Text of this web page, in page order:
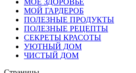
МОЕ ЗДОРОВЬЕ
МОЙ ГАРДЕРОБ
ПОЛЕЗНЫЕ ПРОДУКТЫ
ПОЛЕЗНЫЕ РЕЦЕПТЫ
СЕКРЕТЫ КРАСОТЫ
УЮТНЫЙ ДОМ
ЧИСТЫЙ ДОМ